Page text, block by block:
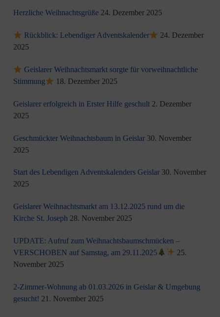
Herzliche Weihnachtsgrüße 24. Dezember 2025
Rückblick: Lebendiger Adventskalender
24. Dezember
2025
Geislarer Weihnachtsmarkt sorgte für vorweihnachtliche
Stimmung
18. Dezember 2025
Geislarer erfolgreich in Erster Hilfe geschult 2. Dezember
2025
Geschmückter Weihnachtsbaum in Geislar 30. November
2025
Start des Lebendigen Adventskalenders Geislar 30. November
2025
Geislarer Weihnachtsmarkt am 13.12.2025 rund um die
Kirche St. Joseph 28. November 2025
UPDATE: Aufruf zum Weihnachtsbaumschmücken –
VERSCHOBEN auf Samstag, am 29.11.2025
25.
November 2025
2-Zimmer-Wohnung ab 01.03.2026 in Geislar & Umgebung
gesucht! 21. November 2025